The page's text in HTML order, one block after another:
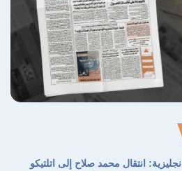
انتقال محمد صلاح إلى اتلتيكو